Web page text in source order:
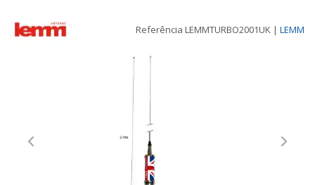
Referência LEMMTURBO2001UK | LEMM
Previous Next